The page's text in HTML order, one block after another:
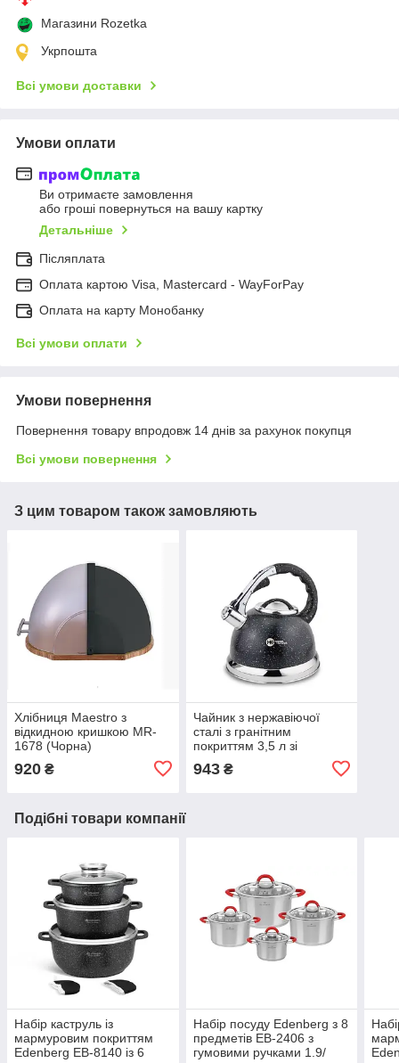
Магазини Rozetka
Укрпошта
Всі умови доставки
Умови оплати
Ви отримаєте замовлення
або гроші повернуться на вашу картку
Детальніше
Післяплата
Оплата картою Visa, Mastercard - WayForPay
Оплата на карту Монобанку
Всі умови оплати
Умови повернення
Повернення товару впродовж 14 днів за рахунок покупця
Всі умови повернення
З цим товаром також замовляють
Хлібниця Maestro з
відкидною кришкою MR-
1678 (Чорна)
920 ₴
Чайник з нержавіючої
сталі з гранітним
покриттям 3,5 л зі
свистком Higer Kitchen ZP-
021 Чорний
943₴
Подібні товари компанії
Набір каструль із
мармуровим покриттям
Edenberg EB-8140 із 6
Набір посуду Edenberg з 8
предметів EB-2406 з
гумовими ручками 1.9/